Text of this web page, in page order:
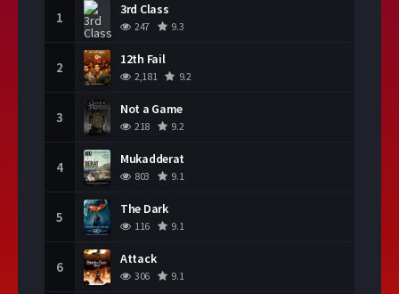
1 3rd Class
247 9.3
2 12th Fail
2,181 9.2
3 Not a Game
218 9.2
4 Mukadderat
803 9.1
5 The Dark
116 9.1
6 Attack
306 9.1